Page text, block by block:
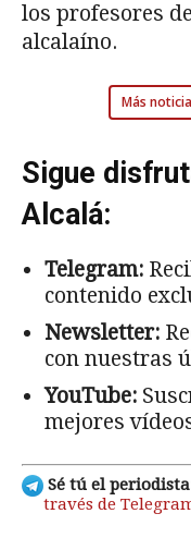
los profesores
alcalaíno.
Más
Sigue
Alcalá:
Telegram:
contenido
Newsletter:
con nuestras
YouTube:
mejores
Sé tú el
través de